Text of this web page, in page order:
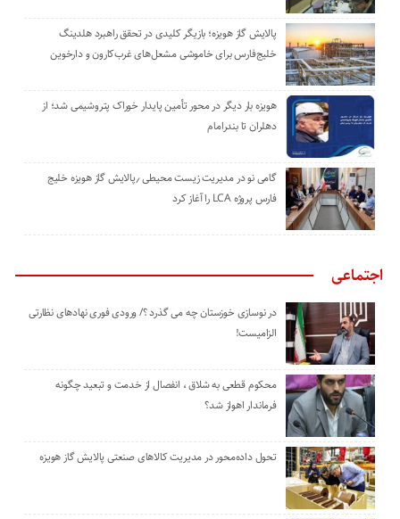
پالایش گاز هویزه؛ بازیگر کلیدی در تحقق راهبرد هلدینگ
خلیج‌فارس برای خاموشی مشعل‌های غرب‌کارون و دارخوین
هویزه بار دیگر در محور تأمین پایدار خوراک پتروشیمی شد؛ از
دهلران تا بندرامام
گامی نو در مدیریت زیست ‌محیطی ٫پالایش گاز هویزه خلیج
‌فارس پروژه LCA را آغاز کرد
اجتماعی
در نوسازی خوزستان چه می گذرد ؟/ ورودی فوری نهادهای نظارتی
الزامیست!
محکوم قطعی به شلاق ، انفصال از خدمت و تبعید چگونه
فرماندار اهواز شد؟
تحول داده‌محور در مدیریت کالاهای صنعتی پالایش گاز هویزه